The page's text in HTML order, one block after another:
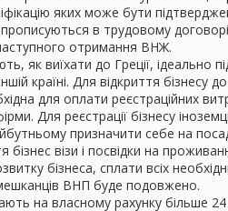
яких може бути
прописуються в трудовому
отримання ВНЖ.
як виїхати до Греції, ідеально
країні. Для відкриття бізнесу
для оплати реєстраційних
Для реєстрації бізнесу
призначити себе на
візи і посвідки на
бізнеса, сплати всіх
ВНП буде подовжено.
на власному рахунку більше